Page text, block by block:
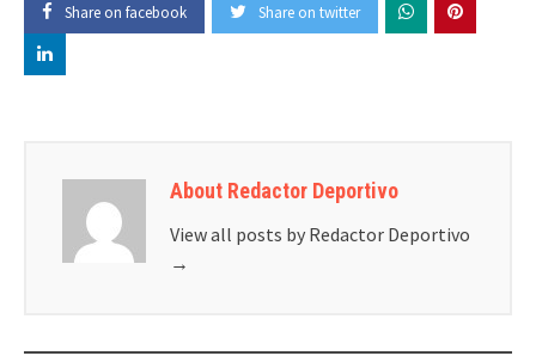
Share on facebook Share on twitter
About Redactor Deportivo
View all posts by Redactor Deportivo
→